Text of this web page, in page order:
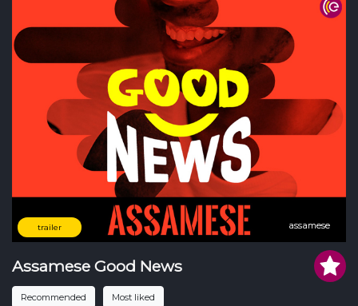
assamese
assamese
trailer
Assamese Good News
Recommended Most liked